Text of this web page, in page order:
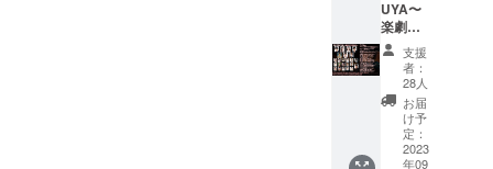
載いた
しま
す。
【リ
ターン
の実施
スケ
ジュー
ル】 ①
UYA〜
楽劇大
学駅前
店〜』
の稽古
場に差
し入れ
をお届
けいた
支援
者：
28人
お届
け予
定：
2023
年09